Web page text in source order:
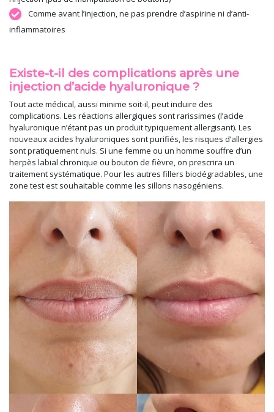
Comme avant l’injection, ne pas prendre d’aspirine ni d’anti-
inflammatoires
Existe-t-il des complications après une
injection d’acide hyaluronique ?
Tout acte médical, aussi minime soit-il, peut induire des
complications. Les réactions allergiques sont rarissimes (l’acide
hyaluronique n’étant pas un produit typiquement allergisant). Les
nouveaux acides hyaluroniques sont purifiés, les risques d’allergies
sont pratiquement nuls. Si une femme ou un homme souffre d’un
herpès labial chronique ou bouton de fièvre, on prescrira un
traitement systématique. Pour les autres fillers biodégradables, une
zone test est souhaitable comme les sillons nasogéniens.